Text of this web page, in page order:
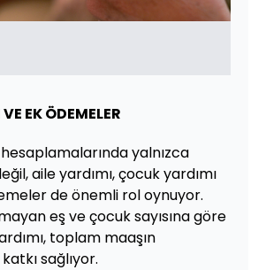
EK ÖDEMELER
yalnızca
aile yardımı, çocuk yardımı
de önemli rol oynuyor.
eş ve çocuk sayısına göre
toplam maaşın
sağlıyor.